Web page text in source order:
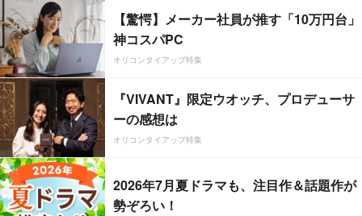
【驚愕】メーカー社員が推す「10万円台」
神コスパPC
オリコンタイアップ特集
『VIVANT』限定ウオッチ、プロデューサ
ーの感想は
オリコンタイアップ特集
2026年7月夏ドラマも、注目作＆話題作が
勢ぞろい！